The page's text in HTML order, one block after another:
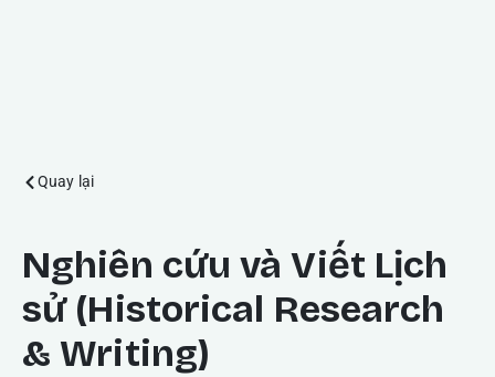
Quay lại
Nghiên cứu và Viết Lịch
sử (Historical Research
& Writing)